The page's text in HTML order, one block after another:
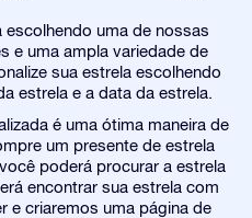
escolhendo uma de nossas
e uma ampla variedade de
sua estrela escolhendo
estrela e a data da estrela.
é uma ótima maneira de
um presente de estrela
poderá procurar a estrela
encontrar sua estrela com
e criaremos uma página de